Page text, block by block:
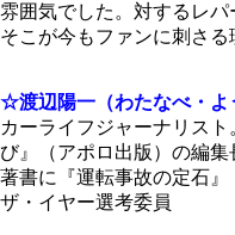
雰囲気でした。対するレパ
そこが今もファンに刺さる
☆渡辺陽一（わたなべ・よ
カーライフジャーナリス
び』（アポロ出版）の編集
著書に『運転事故の定石』
ザ・イヤー選考委員